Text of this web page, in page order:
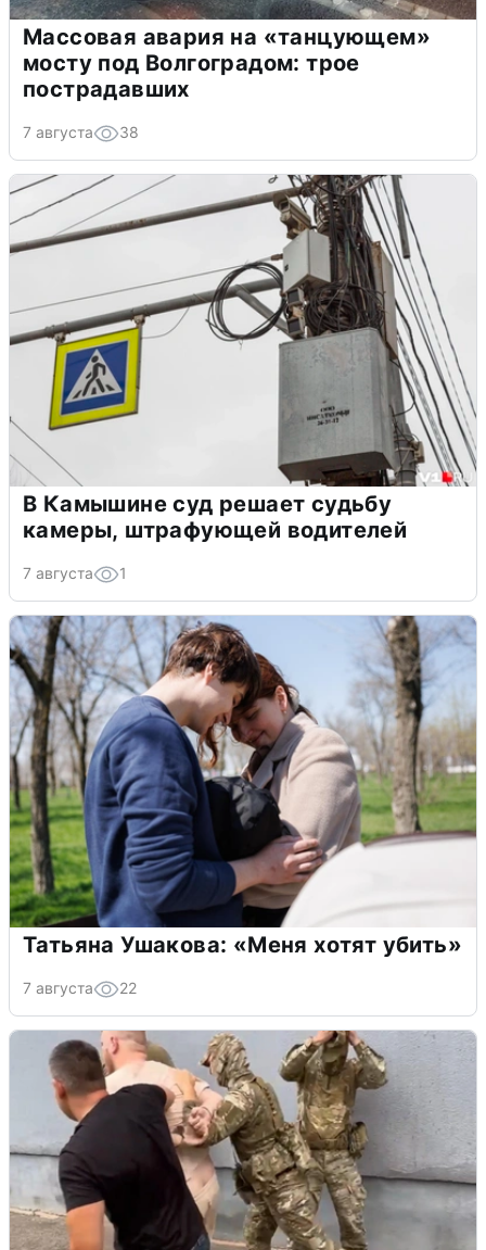
Массовая авария на «танцующем»
мосту под Волгоградом: трое
пострадавших
7 августа 38
В Камышине суд решает судьбу
камеры, штрафующей водителей
7 августа 1
Татьяна Ушакова: «Меня хотят убить»
7 августа 22